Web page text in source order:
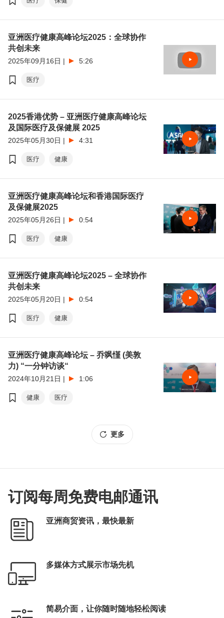
亚洲医疗健康高峰论坛2025：全球协作
共创未来
2025年09月16日 | 5:26
医疗
2025香港优势 – 亚洲医疗健康高峰论坛
及国际医疗及保健展 2025
2025年05月30日 | 4:31
医疗 健康
亚洲医疗健康高峰论坛和香港国际医疗
及保健展2025
2025年05月26日 | 0:54
医疗 健康
亚洲医疗健康高峰论坛2025 – 全球协作
共创未来
2025年05月20日 | 0:54
医疗 健康
亚洲医疗健康高峰论坛 – 乔飒慬 (美敦
力) “一分钟访谈“
2024年10月21日 | 1:06
健康 医疗
更多
订阅每周免费电邮通讯
亚洲商贸资讯，最快最新
多媒体方式展示市场先机
简易介面，让你随时随地轻松阅读